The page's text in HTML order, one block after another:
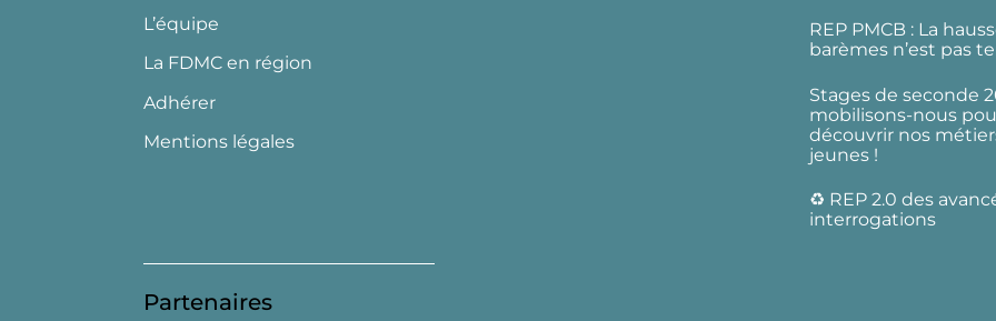
L’équipe
La FDMC en région
Adhérer
Mentions légales
REP PMCB : La
barèmes n’est pas
Stages de seconde
mobilisons-nous
découvrir nos
jeunes !
♻️ REP 2.0 des
interrogations
Partenaires